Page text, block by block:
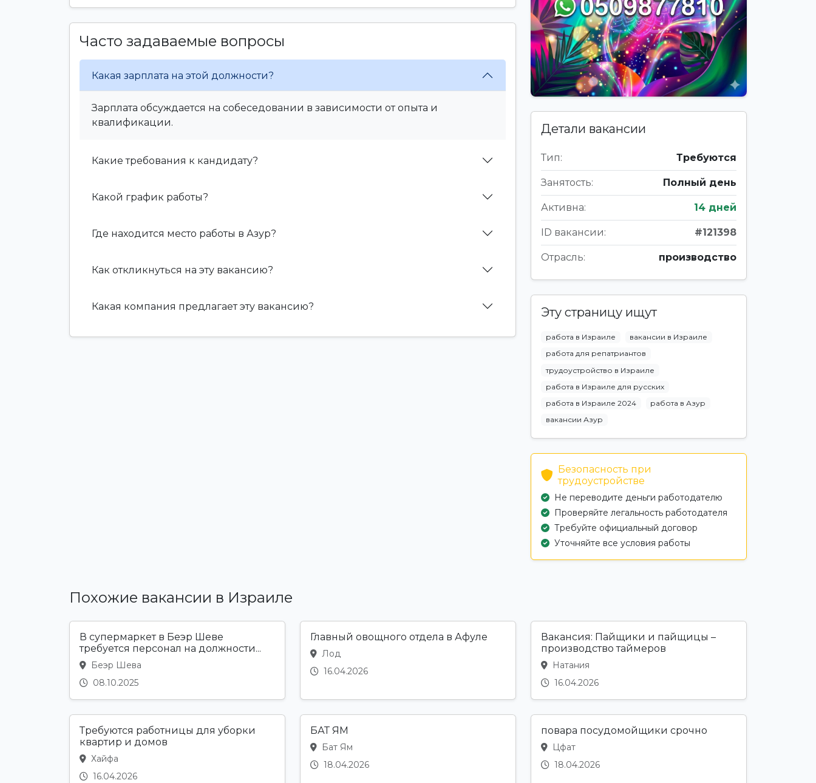
Часто задаваемые вопросы
Какая зарплата на этой должности?
Зарплата обсуждается на собеседовании в зависимости от опыта и
квалификации.
Какие требования к кандидату?
Какой график работы?
Где находится место работы в Азур?
Как откликнуться на эту вакансию?
Какая компания предлагает эту вакансию?
Детали вакансии
Тип: Требуются
Занятость: Полный день
Активна: 14 дней
ID вакансии: #121398
Отрасль: производство
Эту страницу ищут
работа в Израиле
вакансии в Израиле
работа для репатриантов
трудоустройство в Израиле
работа в Израиле для русских
работа в Израиле 2024
работа в Азур
вакансии Азур
Безопасность при
трудоустройстве
Не переводите деньги работодателю
Проверяйте легальность работодателя
Требуйте официальный договор
Уточняйте все условия работы
Похожие вакансии в Израиле
В супермаркет в Беэр Шеве
требуется персонал на должности...
Беэр Шева
08.10.2025
Главный овощного отдела в Афуле
Лод
16.04.2026
Вакансия: Пайщики и пайщицы –
производство таймеров
Натания
16.04.2026
Требуются работницы для уборки
квартир и домов
Хайфа
16.04.2026
БАТ ЯМ
Бат Ям
18.04.2026
повара посудомойщики срочно
Цфат
18.04.2026